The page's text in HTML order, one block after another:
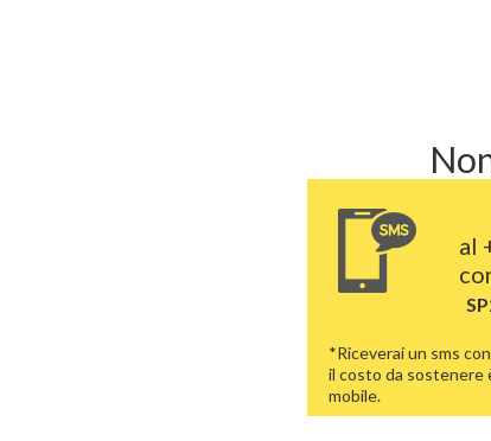
al
*Riceverai un sms
il costo da sostenere
mobile.